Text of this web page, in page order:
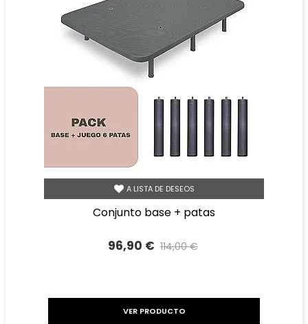
A LISTA DE DESEOS
conjunto base + patas
96,90 € 114,00 €
VER PRODUCTO